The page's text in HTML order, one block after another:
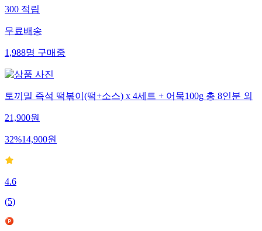
300 적립
무료배송
1,988명 구매중
토끼밀 즉석 떡볶이(떡+소스) x 4세트 + 어묵100g 총 8인분 외
21,900원
32%14,900원
4.6
(5)